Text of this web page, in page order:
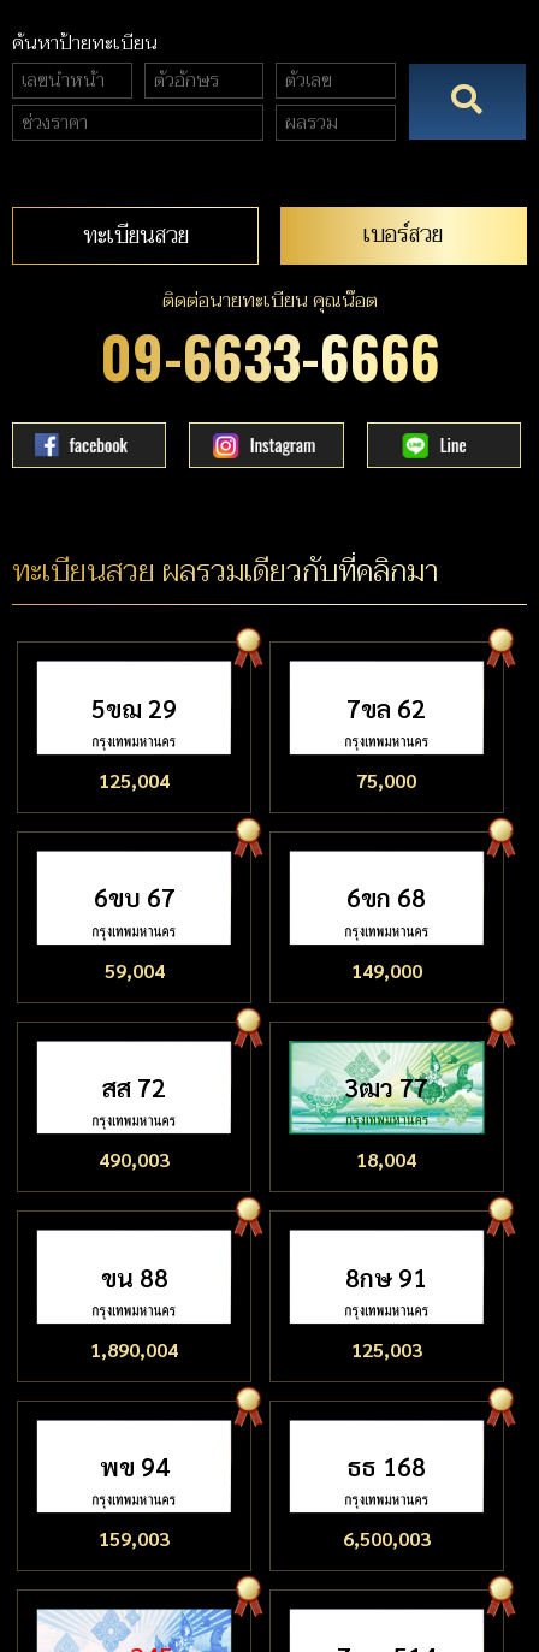
ค้นหาป้ายทะเบียน
ทะเบียนสวย เบอร์สวย
ติดต่อนายทะเบียน คุณน๊อต
09-6633-6666
ทะเบียนสวย ผลรวมเดียวกับที่คลิกมา
5ขฌ 29
125,004
7ขล 62
75,000
6ขบ 67
59,004
6ขก 68
149,000
สส 72
490,003
3ฒว 77
18,004
ขน 88
1,890,004
8กษ 91
125,003
พข 94
159,003
ธธ 168
6,500,003